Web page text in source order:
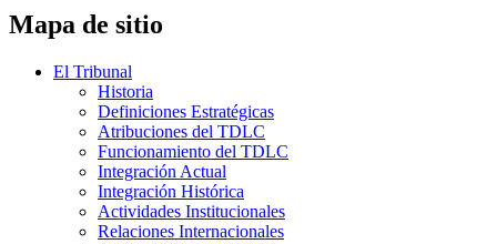
Mapa de sitio
El Tribunal
Historia
Definiciones Estratégicas
Atribuciones del TDLC
Funcionamiento del TDLC
Integración Actual
Integración Histórica
Actividades Institucionales
Relaciones Internacionales